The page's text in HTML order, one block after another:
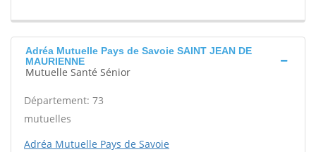
Adréa Mutuelle Pays de Savoie SAINT JEAN DE
MAURIENNE
Mutuelle Santé Sénior
Département: 73
mutuelles
Adréa Mutuelle Pays de Savoie